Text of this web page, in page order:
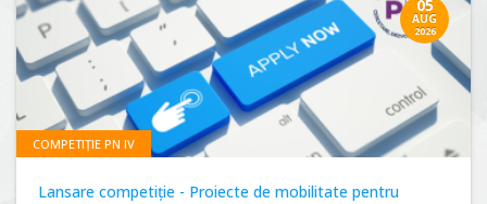
05
AUG
2026
COMPETIȚIE PN IV
Lansare competiție - Proiecte de mobilitate pentru